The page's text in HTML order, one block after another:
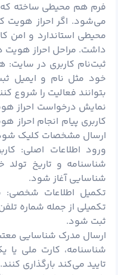
فرم هم محیطی ساخته که
می‌شود. اگر احراز هویت
محیطی استاندارد و امن
داشت. مراحل احراز هویت
ثبت‌نام کاربری در سایت:
خود مثل نام و ایمیل
بتوانند فعالیت را شروع
نمایش درخواست احراز
کاربری پیام انجام
ارسال مشخصات کلیک
ورود اطلاعات اصلی:
شناسنامه و تاریخ تولد
شناسایی آغاز شود.
تکمیل اطلاعات شخصی:
تکمیلی از جمله شماره
ثبت شود.
ارسال مدرک شناسایی
شناسنامه، کارت ملی
تایید می‌کند بارگذاری کنند.